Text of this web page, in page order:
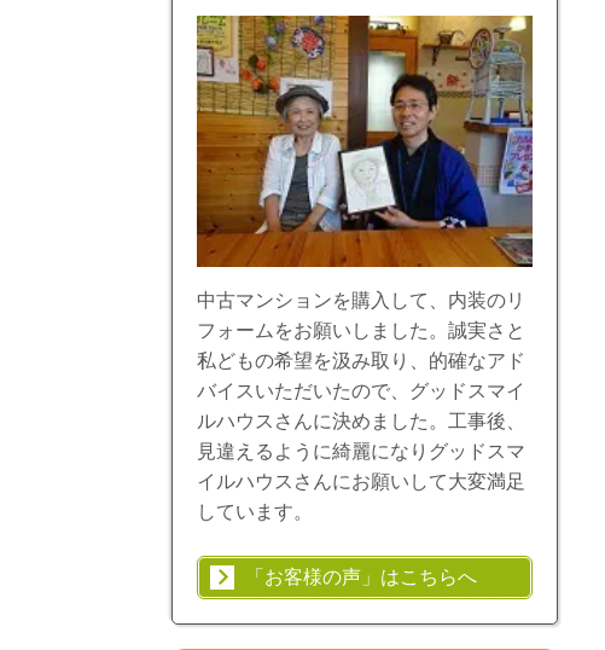
中古マンションを購入して、内装のリ
フォームをお願いしました。誠実さと
私どもの希望を汲み取り、的確なアド
バイスいただいたので、グッドスマイ
ルハウスさんに決めました。工事後、
見違えるように綺麗になりグッドスマ
イルハウスさんにお願いして大変満足
しています。
「お客様の声」はこちらへ